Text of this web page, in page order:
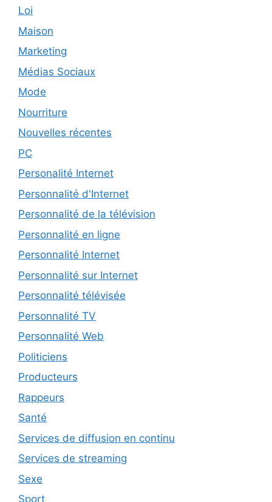
Loi
Maison
Marketing
Médias Sociaux
Mode
Nourriture
Nouvelles récentes
PC
Personalité Internet
Personnalité d'Internet
Personnalité de la télévision
Personnalité en ligne
Personnalité Internet
Personnalité sur Internet
Personnalité télévisée
Personnalité TV
Personnalité Web
Politiciens
Producteurs
Rappeurs
Santé
Services de diffusion en continu
Services de streaming
Sexe
Sport